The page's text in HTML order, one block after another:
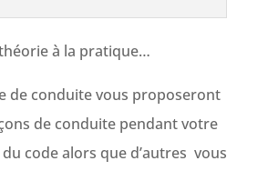
à la pratique…
de conduite vous proposeront
de conduite pendant votre
code alors que d’autres vous